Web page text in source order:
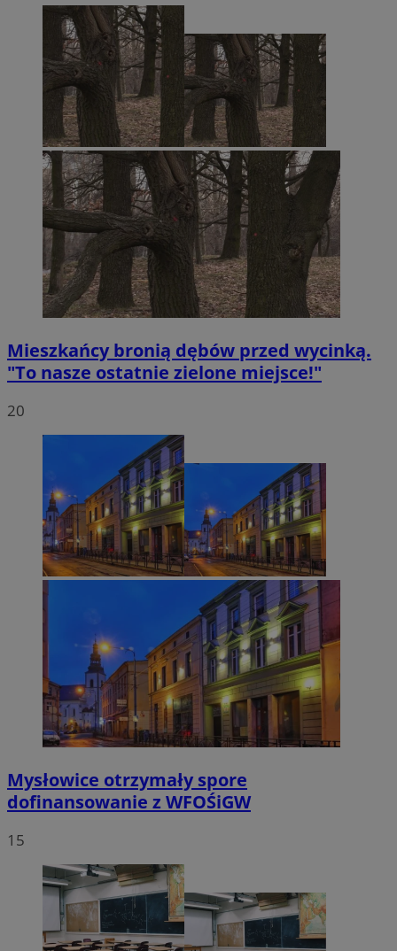
Mieszkańcy bronią dębów przed wycinką.
"To nasze ostatnie zielone miejsce!"
20
Mysłowice otrzymały spore
dofinansowanie z WFOŚiGW
15